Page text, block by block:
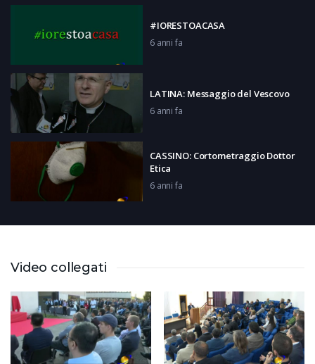
#IORESTOACASA
6 anni fa
LATINA: Messaggio del Vescovo
6 anni fa
CASSINO: Cortometraggio Dottor
Etica
6 anni fa
ROCCASECCA: Messaggio dottor
LATINA: Intervista al ginecologo
6 anni fa
Video collegati